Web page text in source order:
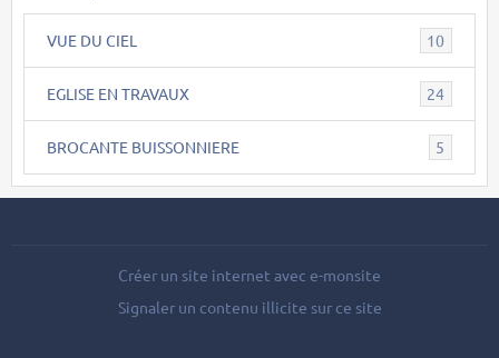
VUE DU CIEL 10
EGLISE EN TRAVAUX 24
BROCANTE BUISSONNIERE 5
Créer un site internet avec e-monsite
Signaler un contenu illicite sur ce site